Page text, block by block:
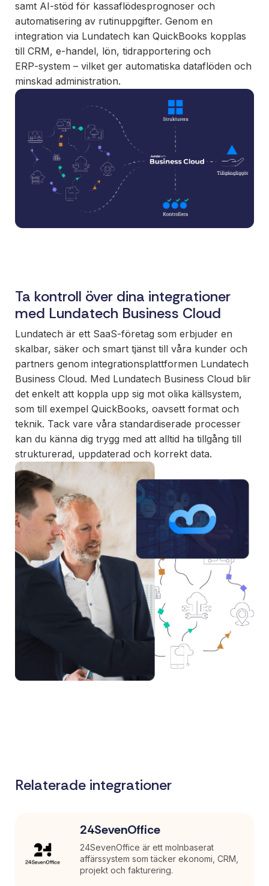
Ett enkelt
sätt att
paketera
nya
erbjudanden
och öppna
marknader,
ni äger
affären, vi
bygger och
underhåller.
samt AI-stöd för kassaflödesprognoser och
automatisering av rutinuppgifter. Genom en
integration via Lundatech kan QuickBooks kopplas
till CRM, e‑handel, lön, tidrapportering och
ERP‑system – vilket ger automatiska dataflöden och
minskad administration.
Ta kontroll över dina integrationer
med Lundatech Business Cloud
Lundatech är ett SaaS-företag som erbjuder en
skalbar, säker och smart tjänst till våra kunder och
partners genom integrationsplattformen Lundatech
Business Cloud. Med Lundatech Business Cloud blir
det enkelt att koppla upp sig mot olika källsystem,
som till exempel QuickBooks, oavsett format och
teknik. Tack vare våra standardiserade processer
kan du känna dig trygg med att alltid ha tillgång till
strukturerad, uppdaterad och korrekt data.
Relaterade integrationer
24SevenOffice
24SevenOffice är ett molnbaserat
affärssystem som täcker ekonomi, CRM,
projekt och fakturering.